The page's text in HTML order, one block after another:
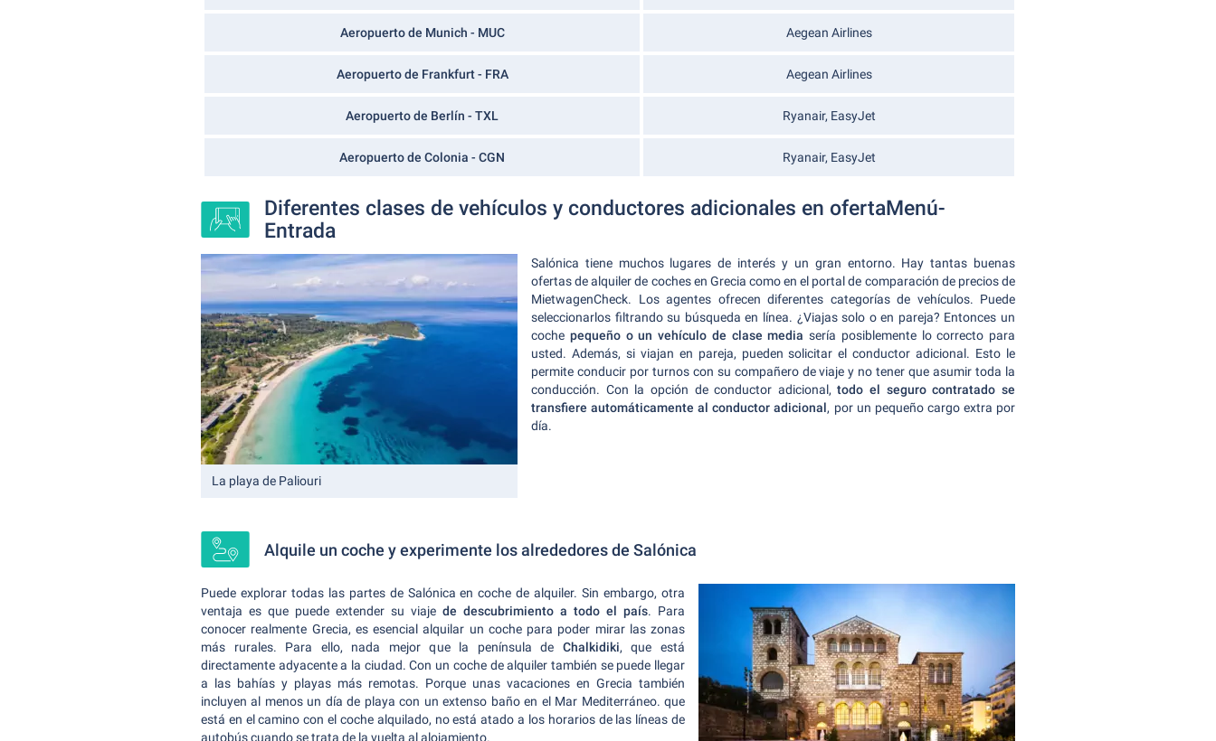
Aeropuerto de Munich - MUC Aegean Airlines
Aeropuerto de Frankfurt - FRA Aegean Airlines
Aeropuerto de Berlín - TXL Ryanair, EasyJet
Aeropuerto de Colonia - CGN Ryanair, EasyJet
Diferentes clases de vehículos y conductores adicionales en ofertaMenú-
Entrada
La playa de Paliouri
Salónica tiene muchos lugares de interés y un gran entorno. Hay tantas buenas
ofertas de alquiler de coches en Grecia como en el portal de comparación de precios de
MietwagenCheck. Los agentes ofrecen diferentes categorías de vehículos. Puede
seleccionarlos filtrando su búsqueda en línea. ¿Viajas solo o en pareja? Entonces un
coche pequeño o un vehículo de clase media sería posiblemente lo correcto para
usted. Además, si viajan en pareja, pueden solicitar el conductor adicional. Esto le
permite conducir por turnos con su compañero de viaje y no tener que asumir toda la
conducción. Con la opción de conductor adicional,todo el seguro contratado se
transfiere automáticamente al conductor adicional, por un pequeño cargo extra por
día.
Alquile un coche y experimente los alrededores de Salónica
Puede explorar todas las partes de Salónica en coche de alquiler. Sin embargo, otra
ventaja es que puede extender su viaje de descubrimiento a todo el país. Para
conocer realmente Grecia, es esencial alquilar un coche para poder mirar las zonas
más rurales. Para ello, nada mejor que la península de Chalkidiki, que está
directamente adyacente a la ciudad. Con un coche de alquiler también se puede llegar
a las bahías y playas más remotas. Porque unas vacaciones en Grecia también
incluyen al menos un día de playa con un extenso baño en el Mar Mediterráneo. que
está en el camino con el coche alquilado, no está atado a los horarios de las líneas de
autobús cuando se trata de la vuelta al alojamiento.